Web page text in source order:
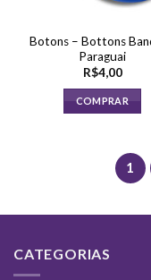
Botons – Bottons
Paraguai
R$4,00
COMPRAR
1
CATEGORIAS